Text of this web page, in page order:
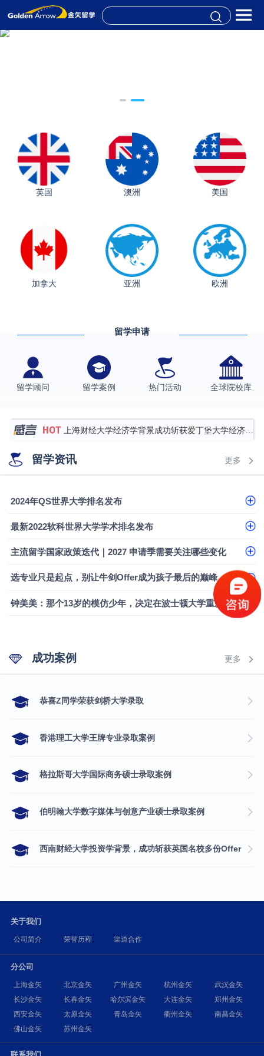
英国 澳洲 美国
加拿大 亚洲 欧洲
留学申请
留学顾问 留学案例 热门活动 全球院校库
格拉斯哥大学国际商务硕士录取案例
伯明翰大学数字媒体与创意产业硕士录取案例
Offer
上海财经大学经济学背景成功斩获爱丁堡大学经济学
硕士录取
数学背景的他，靠“供应链”故事敲开哥大、宾大之门
专科逆袭伦敦大学学院UCL录取案例解析
留学资讯 更多
2024年QS世界大学排名发布
最新2022软科世界大学学术排名发布
主流留学国家政策迭代｜2027 申请季需要关注哪些变化
选专业只是起点，别让牛剑Offer成为孩子最后的巅峰
钟美美：那个13岁的模仿少年，决定在波士顿大学重新定义自己
成功案例 更多
​恭喜Z同学荣获剑桥大学录取
香港理工大学王牌专业录取案例
格拉斯哥大学国际商务硕士录取案例
伯明翰大学数字媒体与创意产业硕士录取案例
西南财经大学投资学背景，成功斩获英国名校多份Offer
关于我们
公司简介 荣誉历程 渠道合作
分公司
上海金矢 北京金矢 广州金矢 杭州金矢
武汉金矢
长沙金矢
长春金矢 哈尔滨金矢 大连金矢
郑州金矢
西安金矢
太原金矢 青岛金矢 衢州金矢
南昌金矢
佛山金矢
苏州金矢